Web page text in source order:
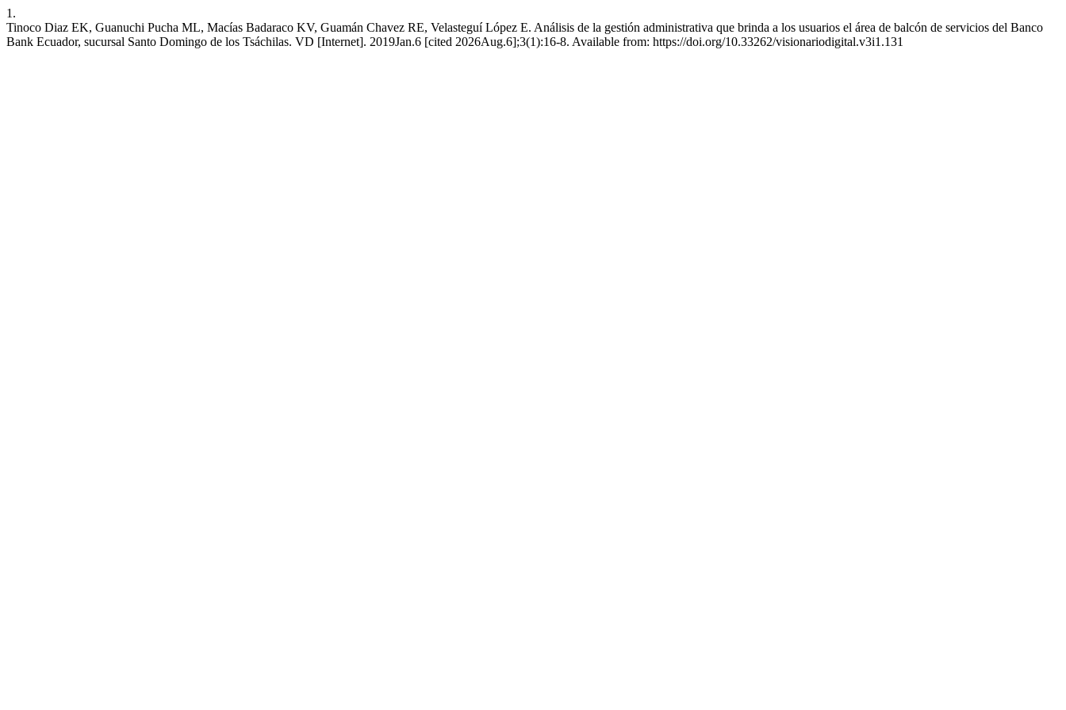
1.
Tinoco Diaz EK, Guanuchi Pucha ML, Macías Badaraco KV, Guamán Chavez RE, Velasteguí López E. Análisis de la gestión administrativa que brinda a los usuarios el área de balcón de servicios del Banco
Bank Ecuador, sucursal Santo Domingo de los Tsáchilas. VD [Internet]. 2019Jan.6 [cited 2026Aug.6];3(1):16-8. Available from: https://doi.org/10.33262/visionariodigital.v3i1.131